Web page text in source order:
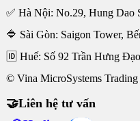
✅ Hà Nội: No.29, Hung Dao
🔷 Sài Gòn: Saigon Tower,
🆔 Huế: Số 92 Trần Hưng
© Vina MicroSystems
🤝Liên hệ tư vấn